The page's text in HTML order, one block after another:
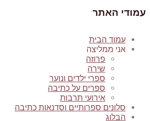
עמודי האתר
עמוד הבית
אני ממליצה
פרוזה
שירה
ספרי ילדים ונוער
ספרים על כתיבה
אירועי תרבות
סלונים ספרותיים וסדנאות כתיבה
הבלוג